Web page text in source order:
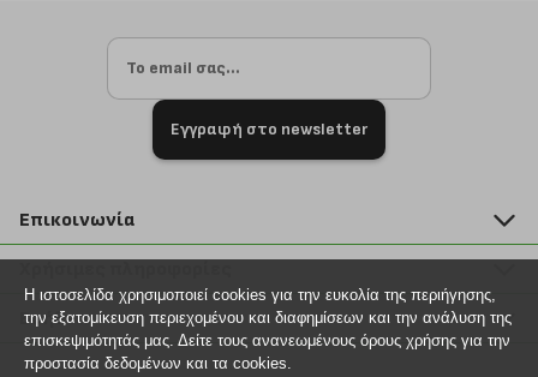
Εγγραφή στο newsletter
Επικοινωνία
211 2000 700
info@plus4u.gr
Η εταιρία
Σημεία παραλαβής
Βοήθεια
Εξέλιξη παραγγελίας
Η ιστοσελίδα χρησιμοποιεί cookies για την ευκολία της περιήγησης,
την εξατομίκευση περιεχομένου και διαφημίσεων και την ανάλυση της
επισκεψιμότητάς μας. Δείτε τους ανανεωμένους όρους χρήσης για την
προστασία δεδομένων και τα cookies.